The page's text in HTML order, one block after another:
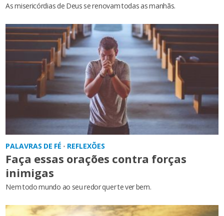
As misericórdias de Deus se renovam todas as manhãs.
PALAVRAS DE FÉ • REFLEXÕES
Faça essas orações contra forças
inimigas
Nem todo mundo ao seu redor quer te ver bem.